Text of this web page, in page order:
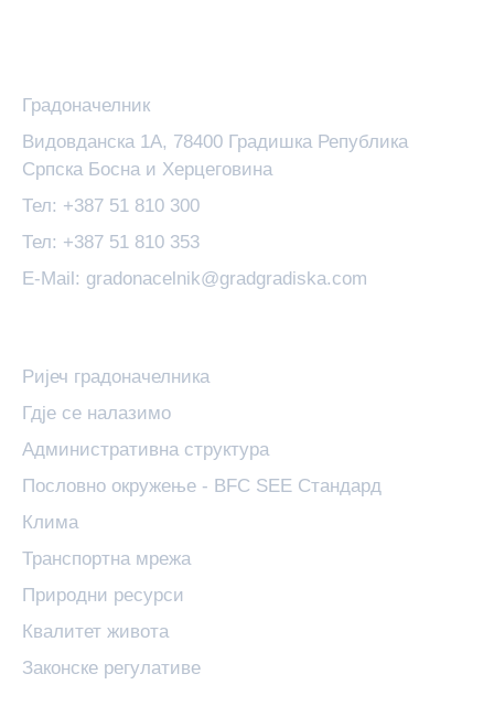
Градоначелник
Видовданска 1А, 78400 Градишка Република
Српска Босна и Херцеговина
Тел: +387 51 810 300
Тел: +387 51 810 353
E-Mail: gradonacelnik@gradgradiska.com
Ријеч градоначелника
Гдје се налазимо
Административна структура
Пословно окружење - BFC SEE Стандард
Клима
Транспортна мрежа
Природни ресурси
Квалитет живота
Законске регулативе